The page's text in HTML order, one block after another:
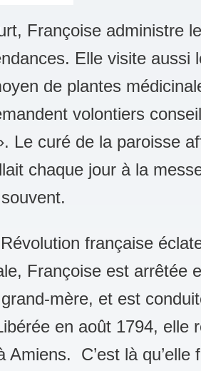
Françoise administre
Elle visite aussi
de plantes
volontiers
Le curé de la paroisse
chaque jour à la
française
Françoise est arrêtée
mère, et est
en août 1794, elle
Amiens. C’est là